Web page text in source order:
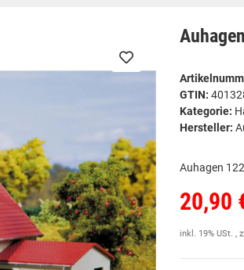
GTIN:
Kategorie:
Hersteller:
Auhagen
20,90
inkl. 19% USt. ,